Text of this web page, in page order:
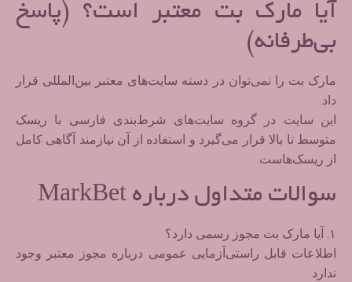
آیا مارک بت معتبر است؟ (پاسخ
بی‌طرفانه)
مارک بت را نمی‌توان در دسته سایت‌های معتبر بین‌المللی قرار
داد.
این سایت در گروه سایت‌های شرط‌بندی فارسی با ریسک
متوسط تا بالاقرار می‌گیرد و استفاده از آن نیازمند آگاهی کامل
از ریسک‌هاست.
سوالات متداول درباره MarkBet
۱. آیا مارک بت مجوز رسمی دارد؟
اطلاعات قابل راستی‌آزمایی عمومی درباره مجوز معتبر وجود
ندارد.